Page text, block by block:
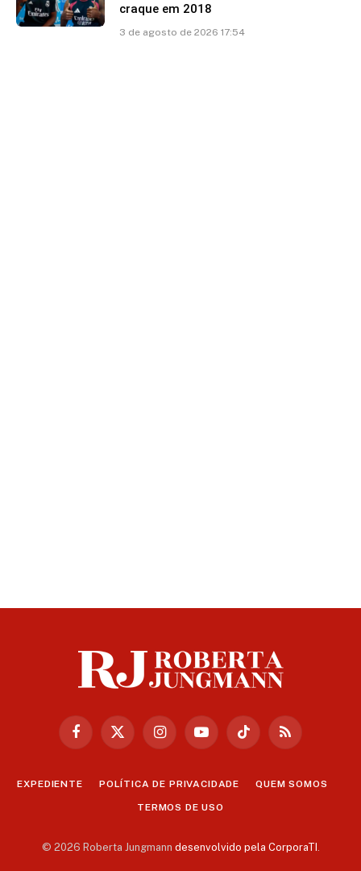
craque em 2018
3 de agosto de 2026 17:54
Facebook
X
InstagramYouTubeTikTok RSS
EXPEDIENTE POLÍTICA DE PRIVACIDADE QUEM SOMOS
TERMOS DE USO
© 2026 Roberta Jungmann desenvolvido pela CorporaTI